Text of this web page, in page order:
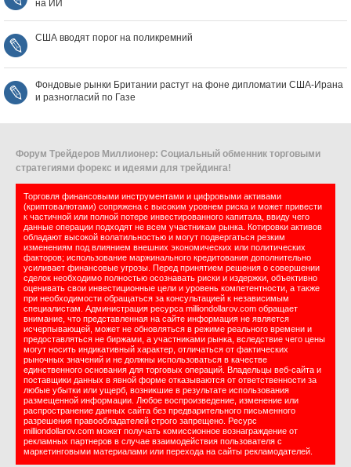
на ИИ
США вводят порог на поликремний
Фондовые рынки Британии растут на фоне дипломатии США‑Ирана
и разногласий по Газе
Форум Трейдеров Миллионер: Социальный обменник торговыми
стратегиями форекс и идеями для трейдинга!
Торговля финансовыми инструментами и цифровыми активами
(криптовалютами) сопряжена с высоким уровнем риска и может привести
к частичной или полной потере инвестированного капитала, ввиду чего
данные операции подходят не всем участникам рынка. Котировки активов
обладают высокой волатильностью и могут подвергаться резким
изменениям под влиянием внешних экономических или политических
факторов; использование маржинального кредитования дополнительно
усиливает финансовые угрозы. Перед принятием решения о совершении
сделок необходимо полностью осознавать риски и издержки, объективно
оценивать свои инвестиционные цели и уровень компетентности, а также
при необходимости обращаться за консультацией к независимым
специалистам. Администрация ресурса milliondollarov.com обращает
внимание, что представленная на сайте информация не является
исчерпывающей, может не обновляться в режиме реального времени и
предоставляться не биржами, а участниками рынка, вследствие чего цены
могут носить индикативный характер, отличаться от фактических
рыночных значений и не должны использоваться в качестве
единственного основания для торговых операций. Владельцы веб-сайта и
поставщики данных в явной форме отказываются от ответственности за
любые убытки или ущерб, возникшие в результате использования
размещенной информации. Любое воспроизведение, изменение или
распространение данных сайта без предварительного письменного
разрешения правообладателей строго запрещено. Ресурс
milliondollarov.com может получать комиссионное вознаграждение от
рекламных партнеров в случае взаимодействия пользователя с
маркетинговыми материалами или перехода на сайты рекламодателей.